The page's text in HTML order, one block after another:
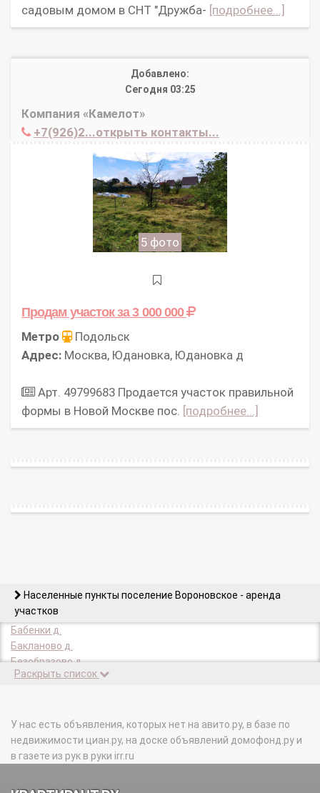
садовым домом в СНТ "Дружба- [подробнее...]
Добавлено:
Сегодня 03:25
Компания «Камелот»
+7(926)2...открыть контакты...
5 фото
Продам участокза 3 000 000
Метро
Подольск
Адрес: Москва, Юдановка, Юдановка д
Арт. 49799683 Продается участок правильной
формы в Новой Москве пос. [подробнее...]
Населенные пункты поселение Вороновское - аренда
участков
Бабенки д.
Бакланово д.
Безобразово д.
Богоявление с.
Ворсино д.
Голохвастово д.
д/о Вороново п.
ЛМС п.
Раскрыть список
У нас есть объявления, которых нет на авито.ру, в базе по
недвижимости циан.ру, на доске объявлений домофонд.ру и
в газете из рук в руки irr.ru